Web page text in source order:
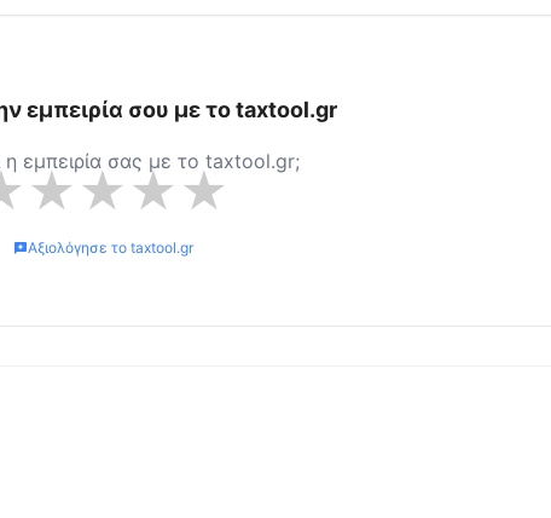
εμπειρία σου με τοtaxtool.gr
η εμπειρία σας με το taxtool.gr;
★★★★
Αξιολόγησε το taxtool.gr